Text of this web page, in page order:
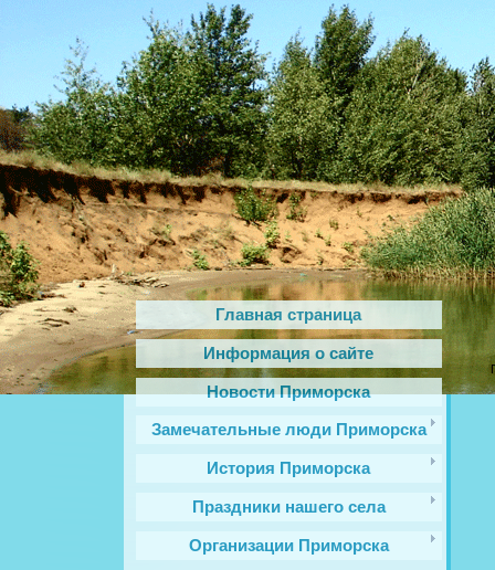
Главная страница
Информация о сайте
Новости Приморска
Замечательные люди Приморска
История Приморска
Праздники нашего села
Организации Приморска